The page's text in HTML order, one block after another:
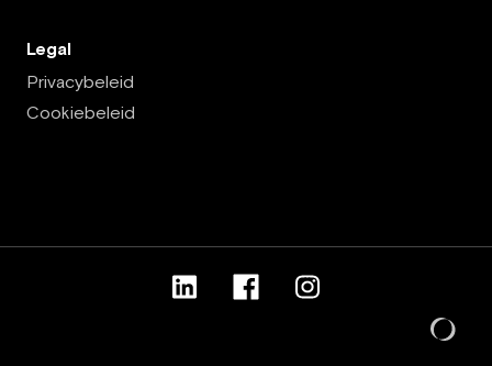
Legal
Privacybeleid
Cookiebeleid